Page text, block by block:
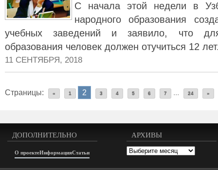
С начала этой недели в
народного образования
учебных заведений и заявило, что
образования человек должен отучиться 12
11 СЕНТЯБРЯ, 2018
Страницы: « 1 2 3 4 5 6 7 ... 24 »
ДОПОЛНИТЕЛЬНО
О проектеИнформацияСтатьи
АРХИВЫ
Архивы